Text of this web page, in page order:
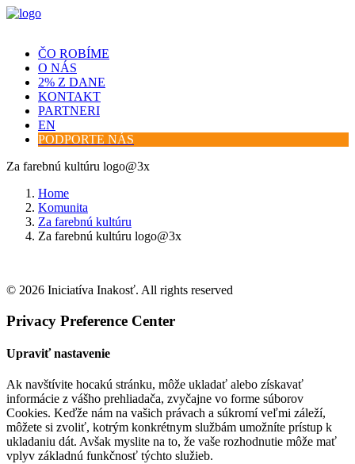
ČO ROBÍME
O NÁS
2% Z DANE
KONTAKT
PARTNERI
EN
PODPORTE NÁS
Za farebnú kultúru logo@3x
Home
Komunita
Za farebnú kultúru
Za farebnú kultúru logo@3x
© 2026 Iniciatíva Inakosť. All rights reserved
Privacy Preference Center
Upraviť nastavenie
Ak navštívite hocakú stránku, môže ukladať alebo získavať
informácie z vášho prehliadača, zvyčajne vo forme súborov
Cookies. Keďže nám na vašich právach a súkromí veľmi záleží,
môžete si zvoliť, kotrým konkrétnym službám umožníte prístup k
ukladaniu dát. Avšak myslite na to, že vaše rozhodnutie môže mať
vplyv základnú funkčnosť týchto služieb.